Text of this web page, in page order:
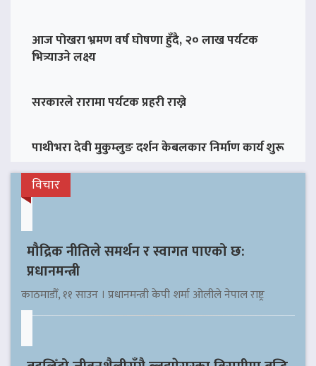
आज पोखरा भ्रमण वर्ष घोषणा हुँदै, २० लाख पर्यटक
भित्र्याउने लक्ष्य
सरकारले रारामा पर्यटक प्रहरी राख्ने
पाथीभरा देवी मुकुम्लुङ दर्शन केबलकार निर्माण कार्य शुरू
विचार
मौद्रिक नीतिले समर्थन र स्वागत पाएको छ:
प्रधानमन्त्री
काठमाडौँ, ११ साउन । प्रधानमन्त्री केपी शर्मा ओलीले नेपाल राष्ट्र